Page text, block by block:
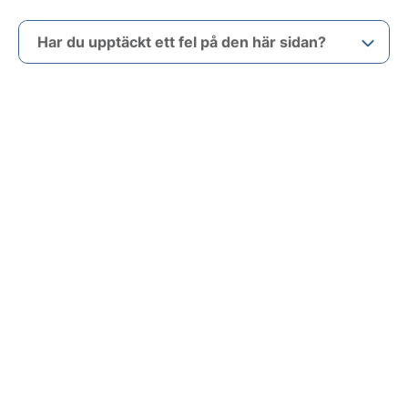
Har du upptäckt ett fel på den här sidan?